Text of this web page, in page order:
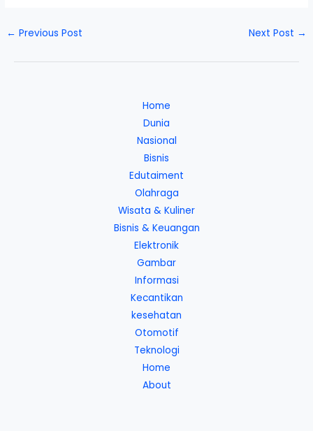
← Previous Post Next Post →
Home
Dunia
Nasional
Bisnis
Edutaiment
Olahraga
Wisata & Kuliner
Bisnis & Keuangan
Elektronik
Gambar
Informasi
Kecantikan
kesehatan
Otomotif
Teknologi
Home
About